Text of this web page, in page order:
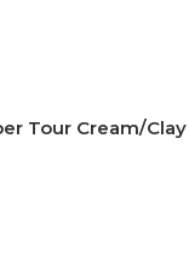
Tour Cream/Clay